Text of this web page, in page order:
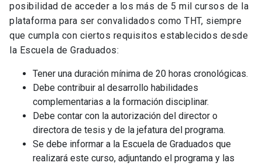
posibilidad de acceder a los más de 5 mil cursos de la
plataforma para ser convalidados como THT, siempre
que cumpla con ciertos requisitos establecidos desde
la Escuela de Graduados:
Tener una duración mínima de 20 horas cronológicas.
Debe contribuir al desarrollo habilidades
complementarias a la formación disciplinar.
Debe contar con la autorización del director o
directora de tesis y de la jefatura del programa.
Se debe informar a la Escuela de Graduados que
realizará este curso, adjuntando el programa y las